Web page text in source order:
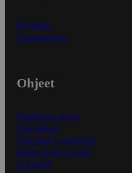
Myymälät
Asiakaspalvelu
Ohjeet
Ensitilaajan ohjeet
Näin maksat
Näin tilaat ja muokkaat
Kaikki ohjeet ja vinkit
In English